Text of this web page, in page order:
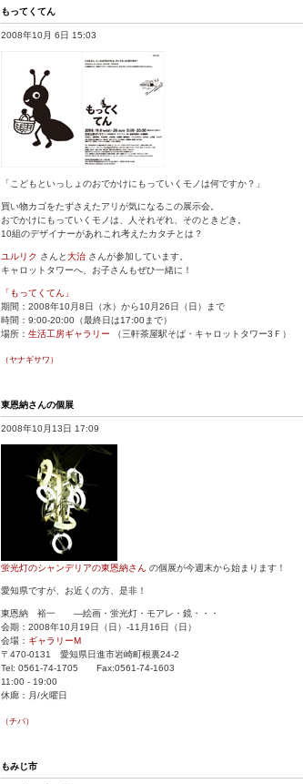
もってくてん
2008年10月 6日 15:03
「こどもといっしょのおでかけにもっていくモノは何ですか？」
買い物カゴをたずさえたアリが気になるこの展示会。
おでかけにもっていくモノは、人それぞれ、そのときどき。
10組のデザイナーがあれこれ考えたカタチとは？
ユルリク さんと大治 さんが参加しています。
キャロットタワーへ、お子さんもぜひ一緒に！
「もってくてん」
期間：2008年10月8日（水）から10月26日（日）まで
時間：9:00-20:00（最終日は17:00まで）
場所： 生活工房ギャラリー （三軒茶屋駅そば・キャロットタワー3Ｆ）
（ヤナギサワ）
東恩納さんの個展
2008年10月13日 17:09
蛍光灯のシャンデリアの東恩納さん の個展が今週末から始まります！
愛知県ですが、お近くの方、是非！
東恩納 裕一 ―絵画・蛍光灯・モアレ・鏡・・・
会期：2008年10月19日（日）-11月16日（日）
会場： ギャラリーM
〒470-0131 愛知県日進市岩崎町根裏24-2
Tel: 0561-74-1705 Fax:0561-74-1603
11:00 - 19:00
休廊：月/火曜日
（チバ）
もみじ市